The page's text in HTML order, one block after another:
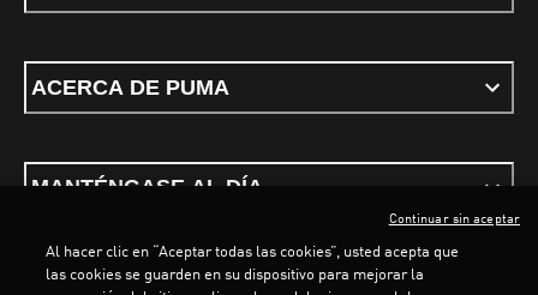
ACERCA DE PUMA
MANTÉNGASE AL DÍA
Al hacer clic en “Aceptar todas las cookies”, usted acepta que
las cookies se guarden en su dispositivo para mejorar la
Continuar sin aceptar